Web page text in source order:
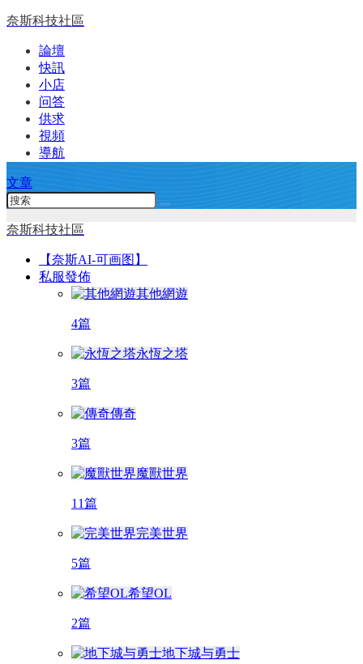
奈斯科技社區
論壇
快訊
小店
问答
供求
視頻
導航
文章
奈斯科技社區
【奈斯AI-可画图】
私服發佈
其他網遊
4篇
永恆之塔
3篇
傳奇
3篇
魔獸世界
11篇
完美世界
5篇
希望OL
2篇
地下城与勇士